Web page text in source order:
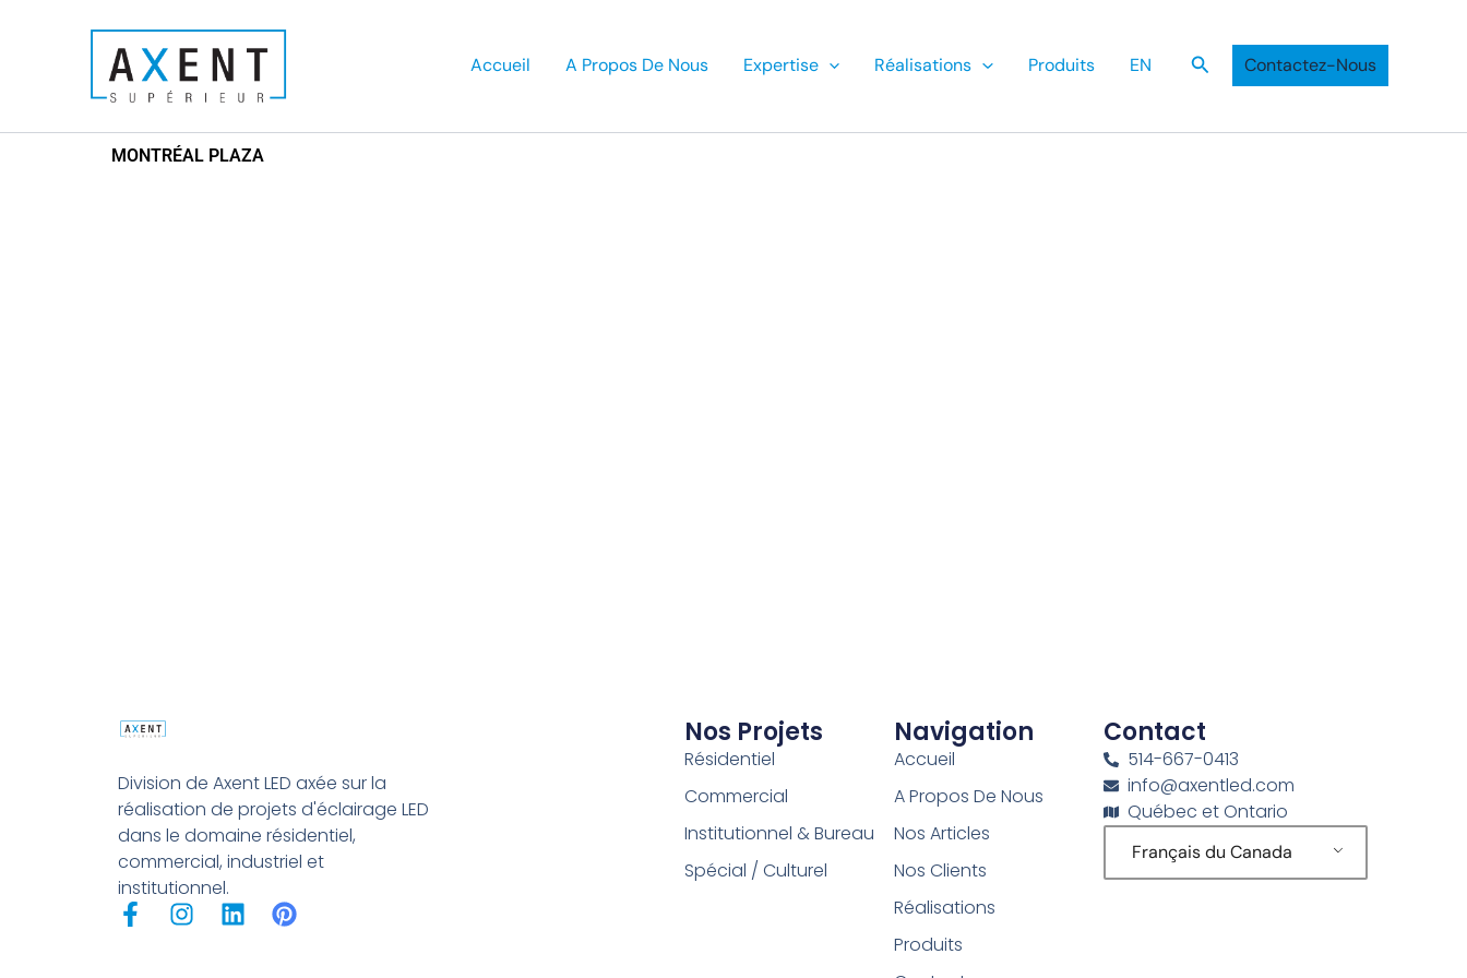
Accueil A Propos De Nous Expertise Réalisations Produits EN RechercheContactez-Nous
MONTRÉAL PLAZA
Division de Axent LED axée sur la
réalisation de projets d'éclairage LED
dans le domaine résidentiel,
commercial, industriel et
institutionnel.
F
a
I L P
i
Nos Projets
Résidentiel
Commercial
Institutionnel & Bureau
Spécial / Culturel
Navigation
Accueil
A Propos De Nous
Nos Articles
Nos Clients
Réalisations
Produits
Contact
514-667-0413
info@axentled.com
Québec et Ontario
Français du Canada